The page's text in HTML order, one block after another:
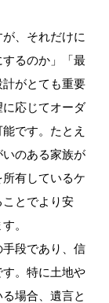
、それだけに
するのか」「最
がとても重要
応じてオーダ
です。たとえ
のある家族が
有しているケ
とでより安
。
段であり、信
。特に土地や
場合、遺言と